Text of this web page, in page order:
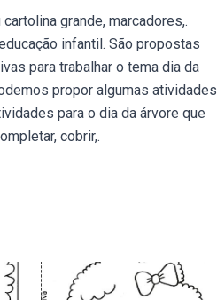
grande, marcadores,.
infantil. São propostas
para trabalhar o tema dia da
propor algumas atividades
para o dia da árvore que
cobrir,.